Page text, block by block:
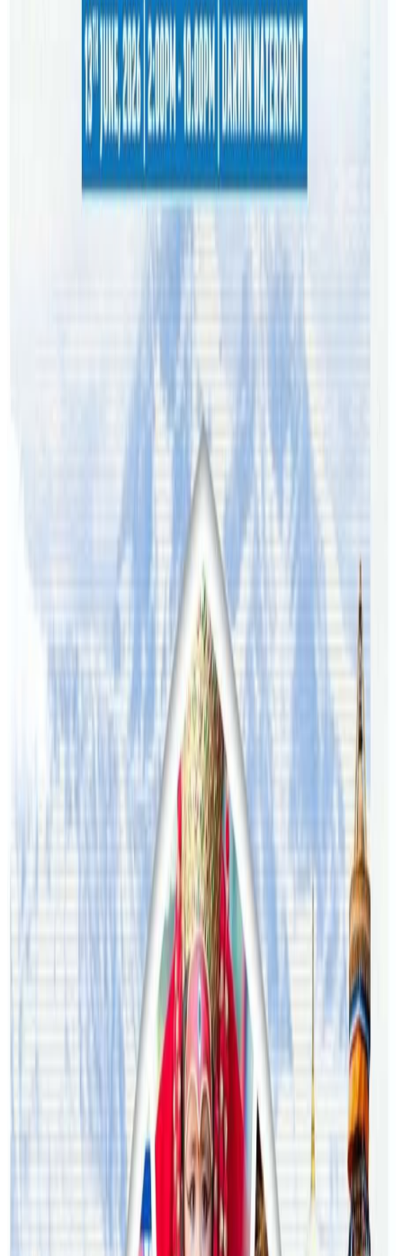
पाएको थियो । चुनावबाट उदाएका नयाँ दलमा पनि सत्ता मोह पुराना
दलभन्दा कम नभएको पूर्व राजनीतिज्ञ समेत रहनुभएका राजनीतिक
विश्लेषक राधाकृष्ण मौनाली बताउनुहुन्छ । नागरिकता मुद्दामा गृहमन्त्री
पद गुमाउन पुगेका रवि लामिछानेले नेपाली नागरिकता लिएपछि फेरि
गैरसांसदको हैसियतमा सोही मन्त्रालय दाबी गरेका थिए । नपाएपछि
सरकार छाडेका उनी फेरि सरकारमा जान लालयित देखिएको र यसले
नयाँ समेत उस्तै हुन भन्ने गलत प्रभाव पारेको बरिष्ठ पत्रकार पुरुषोत्तम
दाहाल बताउनुहुन्छ । विगतमा तराई मधेशमा उदायका नयाँ दलले सत्ता
स्वार्थका लागि गरेको लुछाचुडीले आफैलाई कमजोर बनाएका थिए ।
पहिलोपटक संसदमा प्रवेश पाएका तीन दलले जता सत्ता उतै समर्थन र
भेटवार्ताको निरन्तरता दिएर राजनीति अवशरका लागि हो भन्ने पुष्टि
गरिदिएका छन् । हुन त चुनावी परिणाम आउँदा नआउँदै रास्वपा,
जनमत र नागरिक उन्मुक्ति पार्टीका नेताहरुले ठूला दलसँग सत्ताका
लागि संवाद सुरु गरेका थिए । जता सत्ता समीकरण बलियो देखिन्छ,
उतैतिर निकटता बढाउने नयाँ दलका नेताहरुको होडले राजनीतिमा
कुनै न्यूनतम विचार, इमान र अडान हुँदैन भन्ने विगतलाई स्थापित
यस वेवसाइटमा प्रकाशित समाचार, विचार र लेखबारे तपाईंको कुनै
प्रतिक्रिया, गुनासो, सुझाव र सल्लाह छन् भने कृपया हामीलाई निम्न ईमेलमा
पठाउनुहोला । तपाईंको सहयोगले हामीलाई निष्पक्ष र तटस्थ पत्रकारिता गर्न
info@nepaltube.com.au
प्रतिक्रिया दिनुहोस
सम्बन्धित समाचार
अष्ट्रेलियामा नर्सको तलब पाँचौं पटक वृद्धि
अस्ट्रेलियामा विवाह घट्यो, बढ्यो सम्बन्धविच्छेद
थापाथलीबाट अष्ट्रेलियाका घरको डिजाइन
२०२६ जुलाई २७
अष्ट्रेलियामा मन्त्रालयका कर्मचारीले भ्रष्टाचार गरेको
भेटिएपछि शिक्षा मन्त्रीले दिइन् राजीनामा